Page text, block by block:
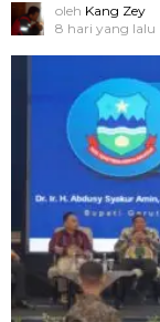
oleh Kang Zey
8 hari yang lalu